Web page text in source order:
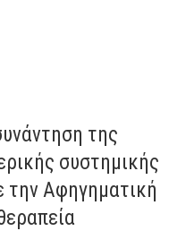
της
συστημικής
την Αφηγηματική